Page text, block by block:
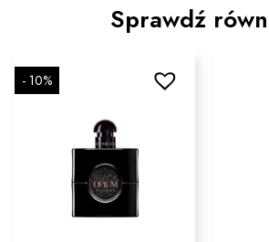
Sprawdź
- 10%